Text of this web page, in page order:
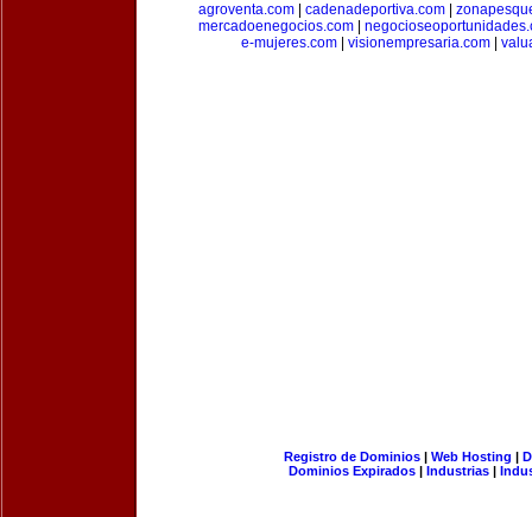
agroventa.com
cadenadeportiva.com
mercadoenegocios.com
e-mujeres.com
visionempresaria.com
Registro de Dominios| Web Hosting |
Dominios Expirados | Industrias |